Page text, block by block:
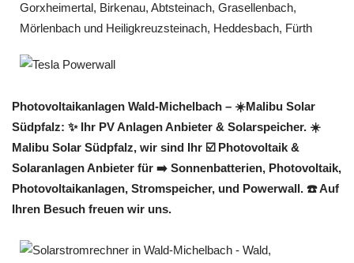
Photovoltaikanlagen Wald-Michelbach – ☀️Malibu Solar
Südpfalz: ✨ Ihr PV Anlagen Anbieter & Solarspeicher. ☀️
Malibu Solar Südpfalz, wir sind Ihr ☑️ Photovoltaik &
Solaranlagen Anbieter für ➡️ Sonnenbatterien, Photovoltaik,
Photovoltaikanlagen, Stromspeicher, und Powerwall. ☎️ Auf
Ihren Besuch freuen wir uns.